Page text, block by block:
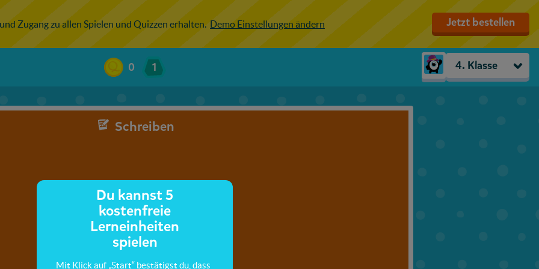
Zugang zu allen Spielen und Quizzen erhalten. Demo Einstellungen ändern Jetzt bestellen
0 1 4. Klasse
Schreiben
Du kannst 5
kostenfreie
Lerneinheiten
spielen
Mit Klick auf „Start“ bestätigst du, dass